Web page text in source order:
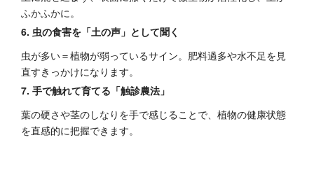
ふかふかに。
6. 虫の食害を「土の声」として聞く
虫が多い＝植物が弱っているサイン。肥料過多や水不足を見
直すきっかけになります。
7. 手で触れて育てる「触診農法」
葉の硬さや茎のしなりを手で感じることで、植物の健康状態
を直感的に把握できます。